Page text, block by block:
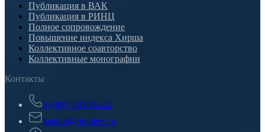
Публикация в ВАК
Публикация в РИНЦ
Полное сопровождение
Повышение индекса Хирша
Коллективное соавторство
Коллективные монографии
Контакты
8 (800) 301-88-45
institut@rinolens.ru